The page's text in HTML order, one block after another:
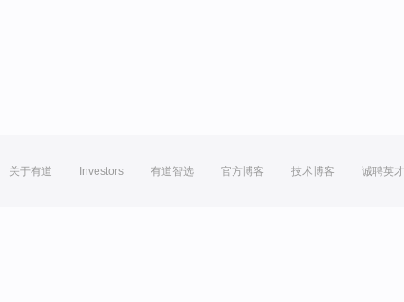
关于有道 Investors 有道智选 官方博客 技术博客 诚聘英才